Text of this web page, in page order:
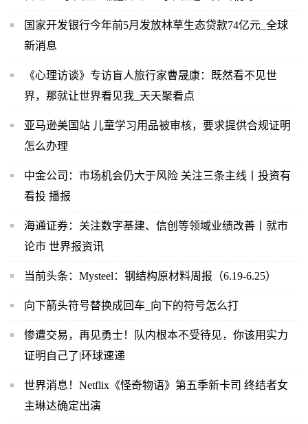
国家开发银行今年前5月发放林草生态贷款74亿元_全球
新消息
《心理访谈》专访盲人旅行家曹晟康：既然看不见世
界，那就让世界看见我_天天聚看点
亚马逊美国站 儿童学习用品被审核，要求提供合规证明
怎么办理
中金公司：市场机会仍大于风险 关注三条主线丨投资有
看投 播报
海通证券：关注数字基建、信创等领域业绩改善丨就市
论市 世界报资讯
当前头条：Mysteel：钢结构原材料周报（6.19-6.25）
向下箭头符号替换成回车_向下的符号怎么打
惨遭交易，再见勇士！队内根本不受待见，你该用实力
证明自己了|环球速递
世界消息！Netflix《怪奇物语》第五季新卡司 终结者女
主琳达确定出演